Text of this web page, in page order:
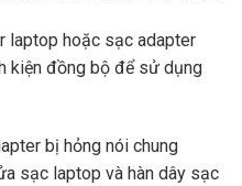
laptop hoặc sạc adapter
kiện đồng bộ để sử dụng
bị hỏng nói chung
sạc laptop và hàn dây sạc